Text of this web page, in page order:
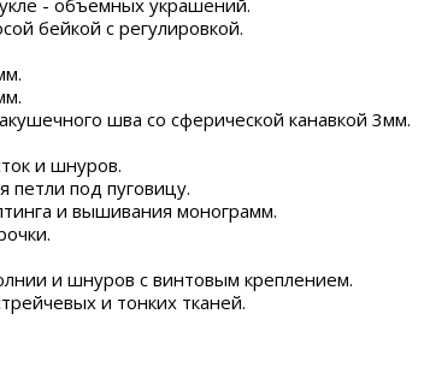
- объемных украшений.
бейкой с регулировкой.
шва со сферической канавкой 3мм.
и шнуров.
петли под пуговицу.
и вышивания монограмм.
и шнуров с винтовым креплением.
и тонких тканей.